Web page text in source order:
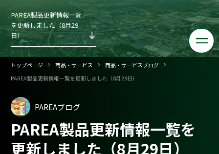
トップページ 商品・サービス
商品・サービスブログ
PAREA製品更新情報一覧を更新しました（8月29日）
PAREAブログ
PAREA製品更新情報一覧を
更新しました（8月29日）
PAREA製品更新情報一覧
を更新しました（8月29
日）